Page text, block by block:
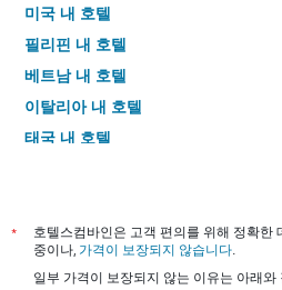
미국 내 호텔
필리핀 내 호텔
베트남 내 호텔
이탈리아 내 호텔
태국 내 호텔
*
호텔스컴바인은 고객 편의를 위해 정확한
중이나, 가격이 보장되지 않습니다.
일부 가격이 보장되지 않는 이유는 아래와